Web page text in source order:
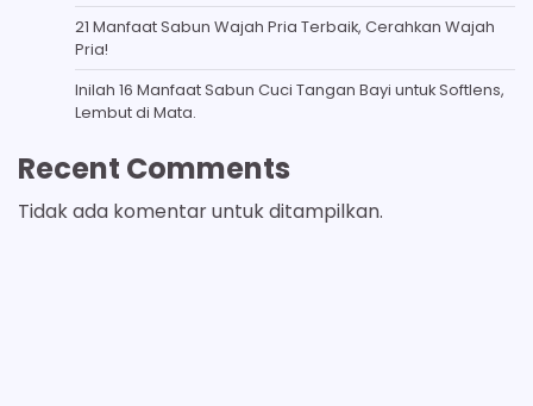
21 Manfaat Sabun Wajah Pria Terbaik, Cerahkan Wajah
Pria!
Inilah 16 Manfaat Sabun Cuci Tangan Bayi untuk Softlens,
Lembut di Mata.
Recent Comments
Tidak ada komentar untuk ditampilkan.